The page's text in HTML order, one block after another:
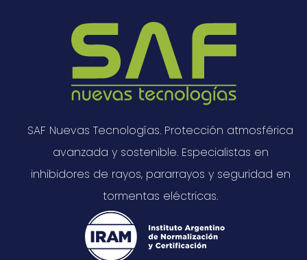
SAF Nuevas Tecnologías. Protección atmosférica
avanzada y sostenible. Especialistas en
inhibidores de rayos, pararrayos y seguridad en
tormentas eléctricas.